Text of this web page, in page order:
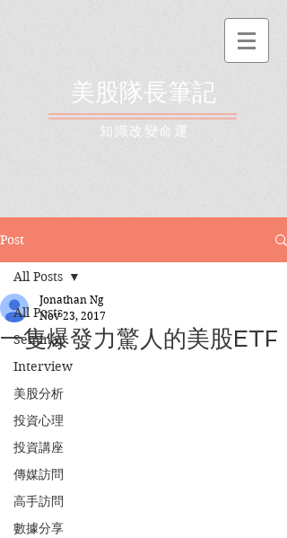
美股隊長筆記
​知識改變命運
Post
All Posts
Seminar
Interview
美股分析
投資心理
投資講座
傳媒訪問
高手訪問
數據分享
All Posts
一隻爆發力驚人的美股ETF
Jonathan Ng
Nov 23, 2017